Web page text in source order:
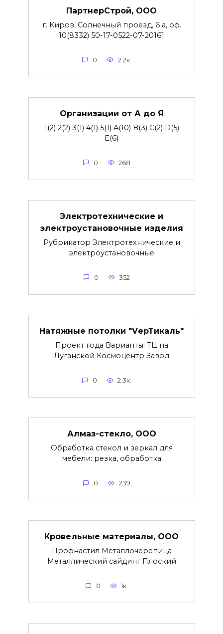
ПартнерСтрой, ООО
г. Киров, Солнечный проезд, 6 а, оф.
10(8332) 50-17-0522-07-20161
0 2.2к.
Организации от А до Я
1(2) 2(2) 3(1) 4(1) 5(1) A(10) B(3) C(2) D(5)
E(6)
0 268
Электротехнические и
электроустановочные изделия
Рубрикатор Электротехнические и
электроустановочные
0 352
Натяжные потолки "VерТикаль"
Проект года Варианты: ТЦ на
Луганской Космоцентр Завод
0 2.3к.
Алмаз-стекло, ООО
Обработка стекол и зеркал для
мебели: резка, обработка
0 239
Кровельные материалы, ООО
Профнастил Металлочерепица
Металлический сайдинг Плоский
0 1к.